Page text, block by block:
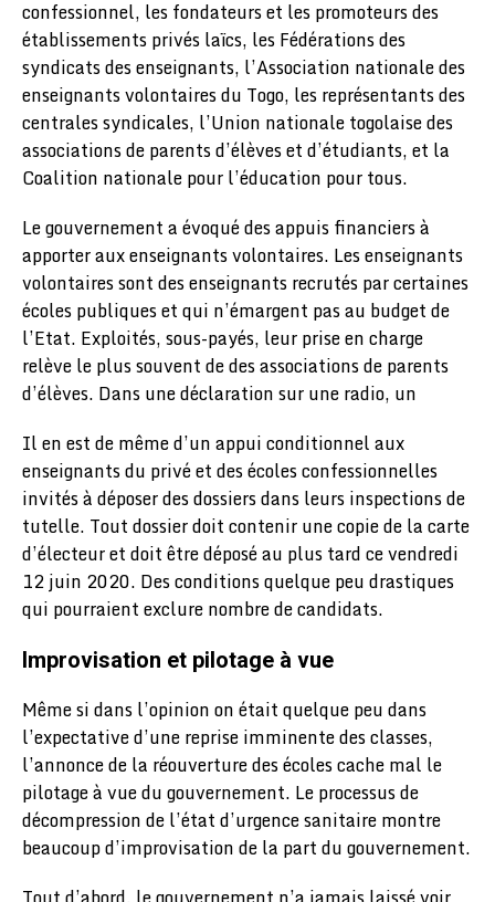
confessionnel, les fondateurs et les promoteurs des
établissements privés laïcs, les Fédérations des
syndicats des enseignants, l’Association nationale des
enseignants volontaires du Togo, les représentants des
centrales syndicales, l’Union nationale togolaise des
associations de parents d’élèves et d’étudiants, et la
Coalition nationale pour l’éducation pour tous.
Le gouvernement a évoqué des appuis financiers à
apporter aux enseignants volontaires. Les enseignants
volontaires sont des enseignants recrutés par certaines
écoles publiques et qui n’émargent pas au budget de
l’Etat. Exploités, sous-payés, leur prise en charge
relève le plus souvent de des associations de parents
d’élèves. Dans une déclaration sur une radio, un
Il en est de même d’un appui conditionnel aux
enseignants du privé et des écoles confessionnelles
invités à déposer des dossiers dans leurs inspections de
tutelle. Tout dossier doit contenir une copie de la carte
d’électeur et doit être déposé au plus tard ce vendredi
12 juin 2020. Des conditions quelque peu drastiques
qui pourraient exclure nombre de candidats.
Improvisation et pilotage à vue
Même si dans l’opinion on était quelque peu dans
l’expectative d’une reprise imminente des classes,
l’annonce de la réouverture des écoles cache mal le
pilotage à vue du gouvernement. Le processus de
décompression de l’état d’urgence sanitaire montre
beaucoup d’improvisation de la part du gouvernement.